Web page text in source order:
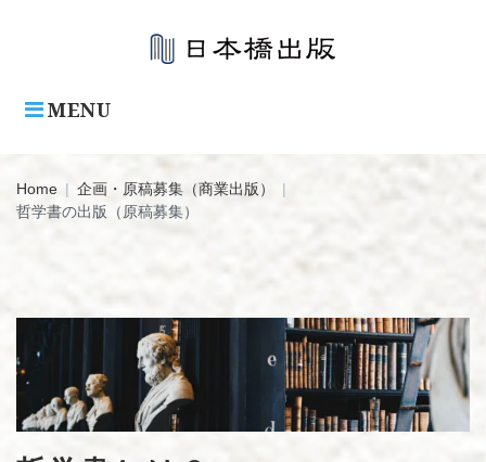
MENU
Home | 企画・原稿募集（商業出版）
|
哲学書の出版（原稿募集）
哲
学
書
の
出